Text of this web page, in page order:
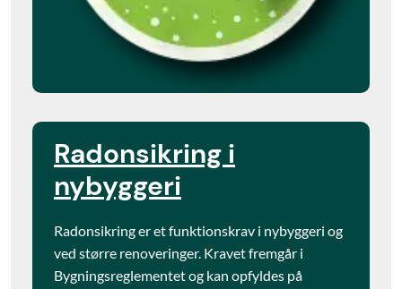
Radonsikring i
nybyggeri
Radonsikring er et funktionskrav i nybyggeri og
ved større renoveringer. Kravet fremgår i
Bygningsreglementet og kan opfyldes på